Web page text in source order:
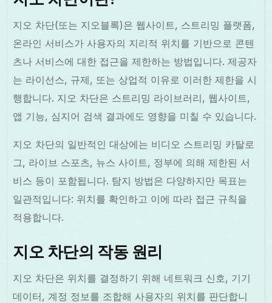
지오 차단(또는 지오블록)은 웹사이트, 스트리밍 플랫폼,
온라인 서비스가 사용자의 지리적 위치를 기반으로 콘텐
츠나 서비스에 대한 접근을 제한하는 방법입니다. 제공자
는 라이선스, 규제, 또는 상업적 이유로 이러한 제한을 시
행합니다. 지오 차단은 스트리밍 라이브러리, 웹사이트,
앱 기능, 심지어 검색 결과에도 영향을 미칠 수 있습니다.
지오 차단의 일반적인 대상에는 비디오 스트리밍 카탈로
그, 라이브 스포츠, 뉴스 사이트, 정부에 의해 제한된 서
비스 등이 포함됩니다. 탐지 방법은 다양하지만 목표는
일관적입니다: 위치를 확인하고 이에 따라 접근 규칙을
적용합니다.
지오 차단의 작동 원리
지오 차단은 위치를 결정하기 위해 네트워크 신호, 기기
데이터, 계정 정보를 조합해 사용자의 위치를 판단합니